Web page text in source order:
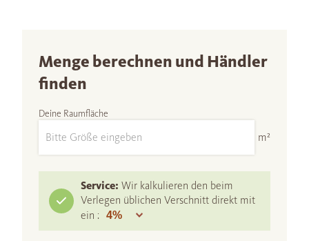
Menge berechnen und Händler
finden
Deine Raumfläche
m²
Service: Wir kalkulieren den beim
Verlegen üblichen Verschnitt direkt mit
ein :